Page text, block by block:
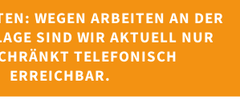
WEGEN ARBEITEN AN DER
SIND WIR AKTUELL NUR
TELEFONISCH
ERREICHBAR.
HOME